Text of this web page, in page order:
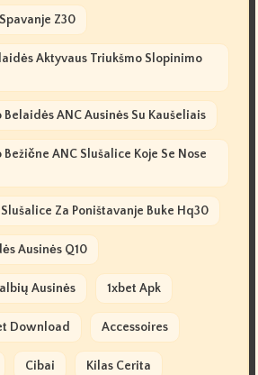
Z30
Aktyvaus Triukšmo Slopinimo
Belaidės ANC Ausinės Su Kaušeliais
ANC Slušalice Koje Se Nose
Za Poništavanje Buke Hq30
Ausinės Q10
Ausinės 1xbet Apk
Download Accessoires
Cibai Kilas Cerita